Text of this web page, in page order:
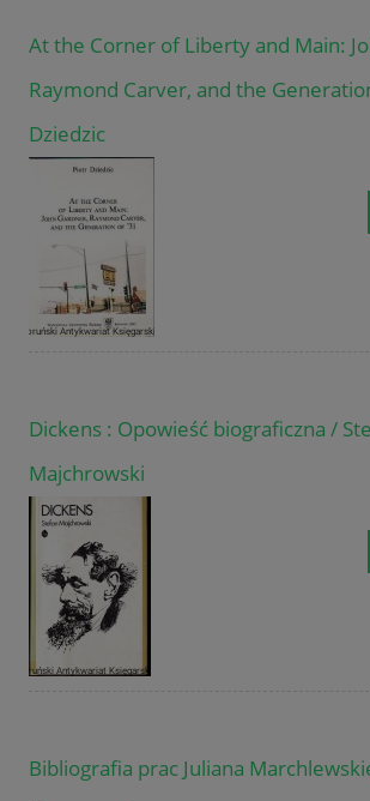
At the Corner of Liberty and Main:
Raymond Carver, and the
Dziedzic
Dickens : Opowieść biograficzna /
Majchrowski
Bibliografia prac Juliana